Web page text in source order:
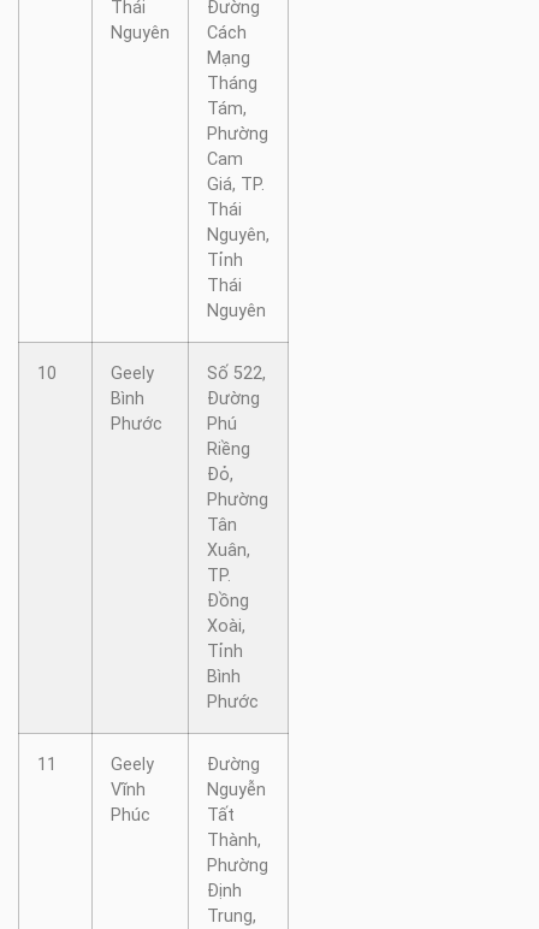
Thái
Nguyên
Đường
Cách
Mạng
Tháng
Tám,
Phường
Cam
Giá, TP.
Thái
Nguyên,
Tỉnh
Thái
Nguyên
10
Geely
Bình
Phước
Số 522,
Đường
Phú
Riềng
Đỏ,
Phường
Tân
Xuân,
TP.
Đồng
Xoài,
Tỉnh
Bình
Phước
11
Geely
Vĩnh
Phúc
Đường
Nguyễn
Tất
Thành,
Phường
Định
Trung,